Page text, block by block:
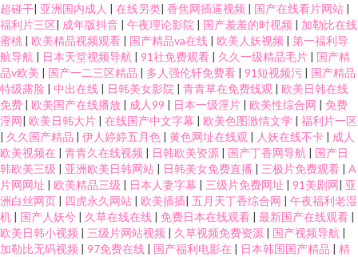
超碰干| 亚洲国内成人 | 在线另类| 香焦网插逼视频 | 国产在线看片网站 |
福利片三区| 成年版抖音 | 午夜理论影院 | 国产羞羞的时视频 | 加勒比在线
蜜桃 | 欧美精品视频观看 | 国产精品va在线 | 欧美人妖视频 | 第一福利导
航导航 | 日本天堂视频导航 | 91社免费观看 | 久久一级精品毛片 | 国产精
品v欧美 | 国产一二三区精品 | 多人强伦轩免费看 | 91短视频污 | 国产精品
特级露脸 | 中出在线 | 日韩美女影院 | 青青草在免费线观 | 欧美日韩在线
免费 | 欧美国产在线播放 | 成人99 | 日本一级淫片 | 欧美性综合网 | 免费
淫网| 欧美日韩大片 | 在线国产中文字幕 | 欧美色图激情文学 | 福利片一区
| 久久国产精品 | 伊人婷婷五月色 | 黄色网址在线观 | 人妖在线不卡 | 成人
欧美视频在 | 青青久在线视频 | 日韩欧美资源 | 国产丁香网导航 | 国产日
韩欧美三级 | 亚洲欧美日韩网站 | 日韩美女免费直播 | 三极片免费观看 | A
片网网址 | 欧美精品三级 | 日本人妻字幕 | 三级片免费网址 | 91美剧网| 亚
洲白丝网页 | 四虎永久网站 | 欧美插插| 五月天丁香综合网 | 午夜福利老湿
机 | 国产人妖兮 | 久草在线在线 | 免费日本在线观看 | 最新国产在线观看 |
欧美日韩小视频 | 三级片网站视频 | 久草视频免费资源 | 国产视频导航 |
加勒比无码视频 | 97免费在线 | 国产福利电影在 | 日本韩国国产精品 | 精